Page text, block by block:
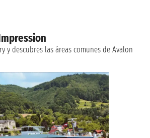
y descubres las áreas comunes de Avalon